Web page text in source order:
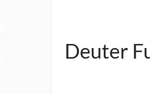
Deuter